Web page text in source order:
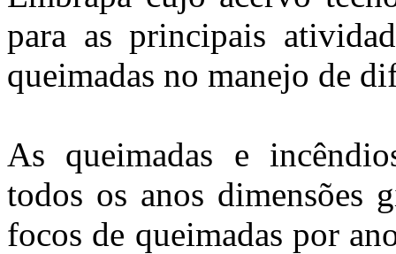
para as principais
queimadas no manejo de
As queimadas e
todos os anos dimensões
focos de queimadas por